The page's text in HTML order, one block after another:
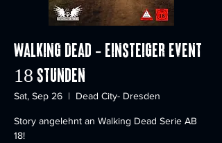
Walking Dead - Einsteiger Event
18 Stunden
Sat, Sep 26
  |
Dead City- Dresden
Story angelehnt an Walking Dead Serie AB
18!